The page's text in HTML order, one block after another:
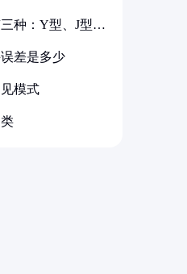
种：Y型、J型、
差是多少
模式